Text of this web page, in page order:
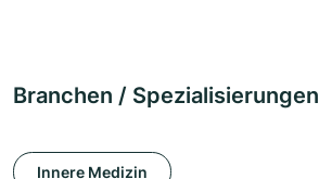
Branchen / Spezialisierungen
Innere Medizin